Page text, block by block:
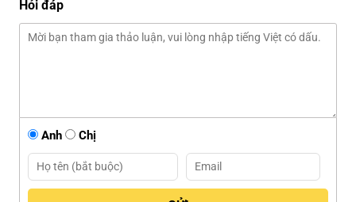
Hỏi đáp
Anh Chị